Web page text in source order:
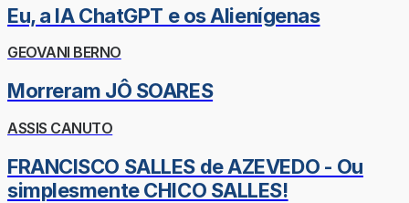
Eu, a IA ChatGPT e os Alienígenas
GEOVANI BERNO
Morreram JÔ SOARES
ASSIS CANUTO
FRANCISCO SALLES de AZEVEDO - Ou
simplesmente CHICO SALLES!